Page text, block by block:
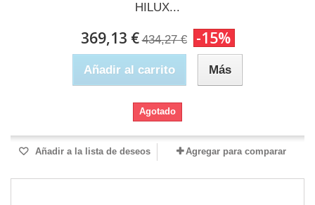
HILUX...
369,13 € 434,27 € -15%
Añadir al carrito Más
Agotado
Añadir a la lista de deseos Agregar para comparar